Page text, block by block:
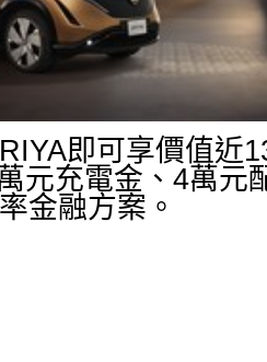
即可享價值近
元充電金、4萬元
金融方案。